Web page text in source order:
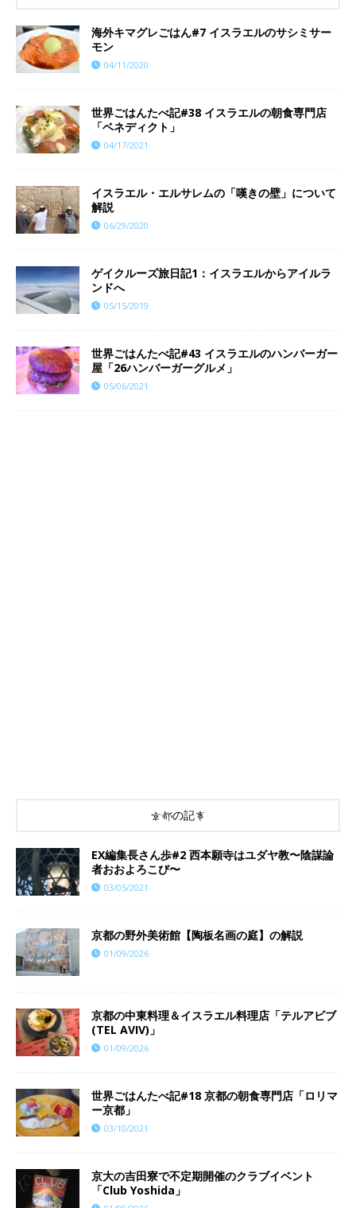
海外キマグレごはん#7 イスラエルのサシミサー
モン
04/11/2020
世界ごはんたべ記#38 イスラエルの朝食専門店
「ベネディクト」
04/17/2021
イスラエル・エルサレムの「嘆きの壁」について
解説
06/29/2020
ゲイクルーズ旅日記1：イスラエルからアイルラ
ンドへ
05/15/2019
世界ごはんたべ記#43 イスラエルのハンバーガー
屋「26ハンバーガーグルメ」
05/06/2021
京都の記事
EX編集長さん歩#2 西本願寺はユダヤ教〜陰謀論
者おおよろこび〜
03/05/2021
京都の野外美術館【陶板名画の庭】の解説
01/09/2026
京都の中東料理＆イスラエル料理店「テルアビブ
(TEL AVIV)」
01/09/2026
世界ごはんたべ記#18 京都の朝食専門店「ロリマ
ー京都」
03/10/2021
京大の吉田寮で不定期開催のクラブイベント
「Club Yoshida」